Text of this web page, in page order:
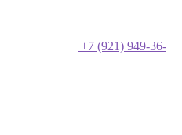
+7 (921) 949-36-